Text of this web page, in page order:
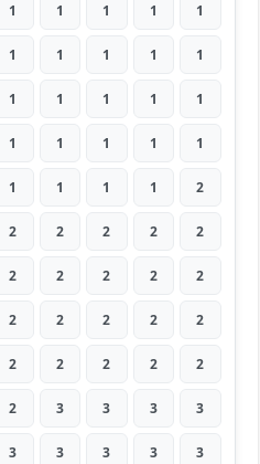
1 1 1 1 1
1 1 1 1 1
1 1 1 1 1
1 1 1 1 1
1 1 1 1 2
2 2 2 2 2
2 2 2 2 2
2 2 2 2 2
2 2 2 2 2
2 3 3 3 3
3 3 3 3 3